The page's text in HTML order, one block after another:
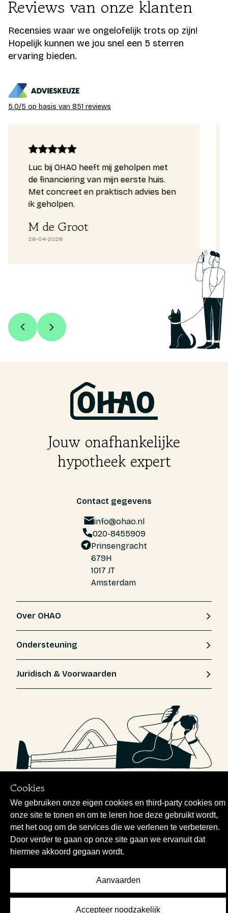
kostenposten.
kunnen gebruiken voor een hypotheekaanvraag.
Zo kan er gebruik worden gemaakt van een
intentieverklaring, het gemiddelde inkomen van de
laatste drie jaar en een Inkomensbepaling
Reviews van onze klanten
Recensies waar we ongelofelijk trots op zijn!
Hopelijk kunnen we jou snel een 5 sterren
ervaring bieden.
5.0/5 op basis van 851 reviews
Luc bij OHAO heeft mij geholpen met
de financiering van mijn eerste huis.
Met concreet en praktisch advies ben
ik geholpen.
M de Groot
28-04-2026
Cookies
We gebruiken onze eigen cookies en third-party cookies om
onze site te tonen en om te leren hoe deze gebruikt wordt,
met het oog om de services die we verlenen te verbeteren.
Door verder te gaan op onze site gaan we ervanuit dat
hiermee akkoord gegaan wordt.
Aanvaarden
Accepteer noodzakelijk
Jouw onafhankelijke
hypotheek expert
Contact gegevens
info@ohao.nl
020-8455909
Prinsengracht
679H
1017 JT
Amsterdam
Over OHAO
Ondersteuning
Juridisch & Voorwaarden